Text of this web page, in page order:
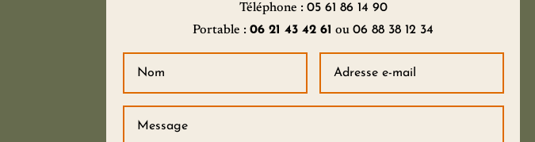
Téléphone : 05 61 86 14 90
Portable :06 21 43 42 61 ou06 88 38 12 34